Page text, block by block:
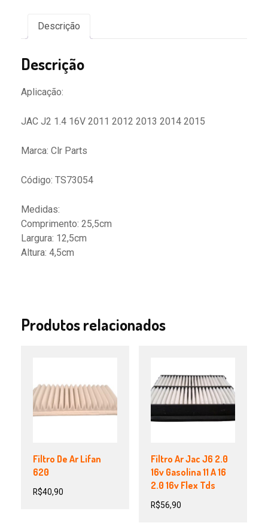
Descrição
Descrição
Aplicação:
JAC J2 1.4 16V 2011 2012 2013 2014 2015
Marca: Clr Parts
Código: TS73054
Medidas:
Comprimento: 25,5cm
Largura: 12,5cm
Altura: 4,5cm
Produtos relacionados
Filtro De Ar Lifan
620
R$40,90
Filtro Ar Jac J6 2.0
16v Gasolina 11 A 16
2.0 16v Flex Tds
R$56,90